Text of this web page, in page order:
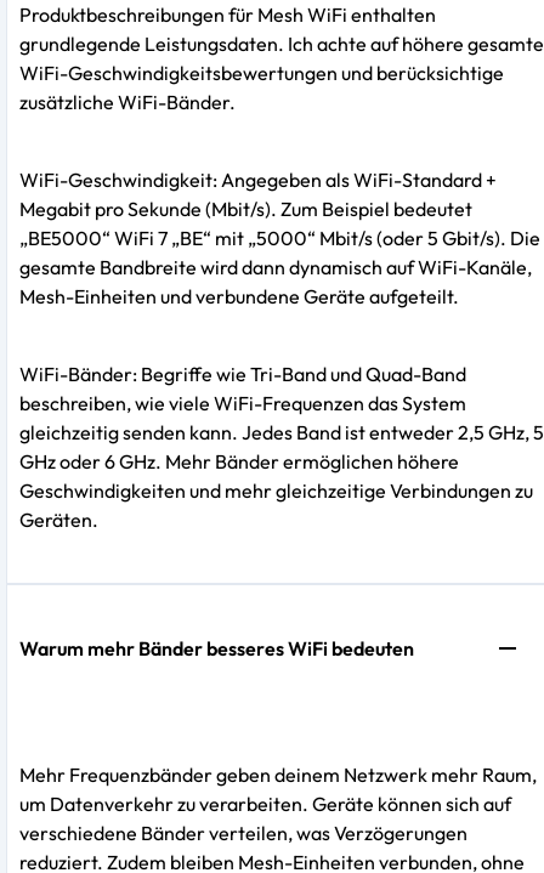
Produktbeschreibungen für Mesh WiFi enthalten
grundlegende Leistungsdaten. Ich achte auf höhere gesamte
WiFi-Geschwindigkeitsbewertungen und berücksichtige
zusätzliche WiFi-Bänder.
WiFi-Geschwindigkeit: Angegeben als WiFi-Standard +
Megabit pro Sekunde (Mbit/s). Zum Beispiel bedeutet
„BE5000“ WiFi 7 „BE“ mit „5000“ Mbit/s (oder 5 Gbit/s). Die
gesamte Bandbreite wird dann dynamisch auf WiFi-Kanäle,
Mesh-Einheiten und verbundene Geräte aufgeteilt.
WiFi-Bänder: Begriffe wie Tri-Band und Quad-Band
beschreiben, wie viele WiFi-Frequenzen das System
gleichzeitig senden kann. Jedes Band ist entweder 2,5 GHz, 5
GHz oder 6 GHz. Mehr Bänder ermöglichen höhere
Geschwindigkeiten und mehr gleichzeitige Verbindungen zu
Geräten.
Warum mehr Bänder besseres WiFi bedeuten
Mehr Frequenzbänder geben deinem Netzwerk mehr Raum,
um Datenverkehr zu verarbeiten. Geräte können sich auf
verschiedene Bänder verteilen, was Verzögerungen
reduziert. Zudem bleiben Mesh-Einheiten verbunden, ohne